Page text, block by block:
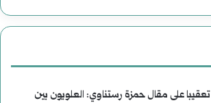
تعقيبا على مقال حمزة رستناوي: العلويون بين